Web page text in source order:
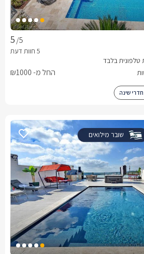
/5
החל מ- ₪1000
שובר מילואים